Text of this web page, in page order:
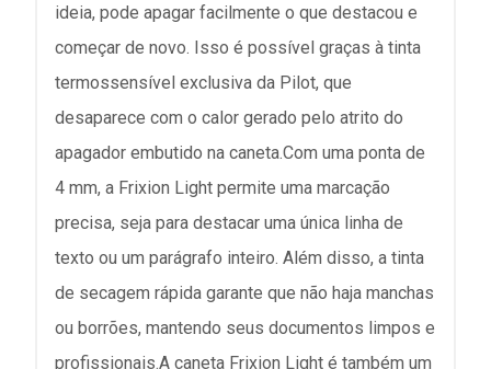
ideia, pode apagar facilmente o que destacou e
começar de novo. Isso é possível graças à tinta
termossensível exclusiva da Pilot, que
desaparece com o calor gerado pelo atrito do
apagador embutido na caneta.Com uma ponta de
4 mm, a Frixion Light permite uma marcação
precisa, seja para destacar uma única linha de
texto ou um parágrafo inteiro. Além disso, a tinta
de secagem rápida garante que não haja manchas
ou borrões, mantendo seus documentos limpos e
profissionais.A caneta Frixion Light é também um